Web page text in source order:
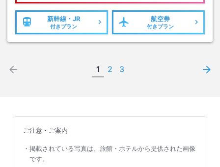
新幹線・JR
付きプラン
航空券
付きプラン
1 2 3
ご注意・ご案内
掲載されている写真は、旅館・ホテルから提供された画像
です。